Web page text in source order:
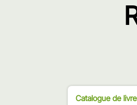
Catalogue de